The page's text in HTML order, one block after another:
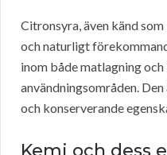
Citronsyra, även känd
och naturligt
inom både matlagning
användningsområden.
och konserverande